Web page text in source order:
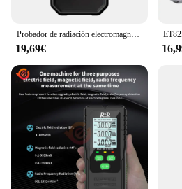
Probador de radiación electromagnética portátil ET925, Detector de radiación de campo magnético eléctrico EMF para apartamento doméstico
19,69€